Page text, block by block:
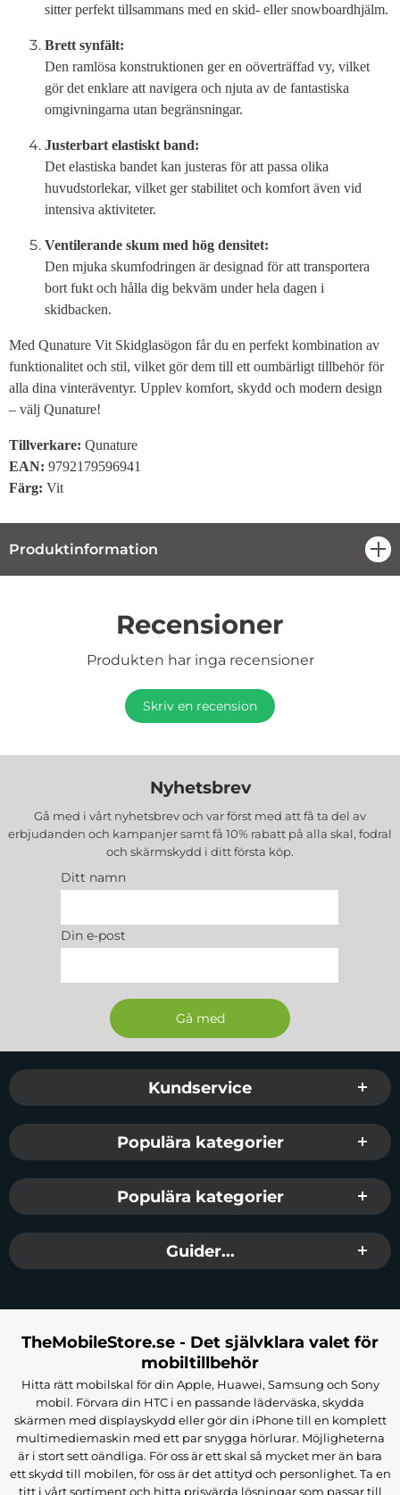
sitter perfekt tillsammans med en skid- eller snowboardhjälm.
Brett synfält:
Den ramlösa konstruktionen ger en oöverträffad vy, vilket
gör det enklare att navigera och njuta av de fantastiska
omgivningarna utan begränsningar.
Justerbart elastiskt band:
Det elastiska bandet kan justeras för att passa olika
huvudstorlekar, vilket ger stabilitet och komfort även vid
intensiva aktiviteter.
Ventilerande skum med hög densitet:
Den mjuka skumfodringen är designad för att transportera
bort fukt och hålla dig bekväm under hela dagen i
skidbacken.
Med Qunature Vit Skidglasögon får du en perfekt kombination av
funktionalitet och stil, vilket gör dem till ett oumbärligt tillbehör för
alla dina vinteräventyr. Upplev komfort, skydd och modern design
– välj Qunature!
Tillverkare: Qunature
EAN: 9792179596941
Färg: Vit
Produktinformation
Recensioner
Produkten har inga recensioner
Skriv en recension
Nyhetsbrev
Gå med i vårt nyhetsbrev och var först med att få ta del av
erbjudanden och kampanjer samt få 10% rabatt på alla skal, fodral
och skärmskydd i ditt första köp.
Ditt namn
Din e-post
Sidfot Blandad info och länkar
Kundservice
Populära kategorier
Populära kategorier
Guider...
TheMobileStore.se - Det självklara valet för
mobiltillbehör
Hitta rätt mobilskal för din Apple, Huawei, Samsung och Sony
mobil. Förvara din HTC i en passande läderväska, skydda
skärmen med displayskydd eller gör din iPhone till en komplett
multimediemaskin med ett par snygga hörlurar. Möjligheterna
är i stort sett oändliga. För oss är ett skal så mycket mer än bara
ett skydd till mobilen, för oss är det attityd och personlighet. Ta en
titt i vårt sortiment och hitta prisvärda lösningar som passar till